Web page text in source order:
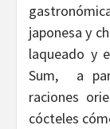
japonesa y
laqueado y
Sum, a
raciones
cócteles